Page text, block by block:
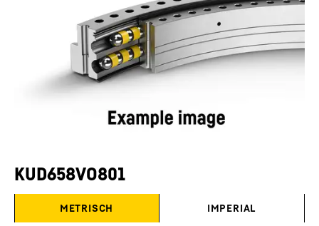
KUD658VO801
METRISCH IMPERIAL